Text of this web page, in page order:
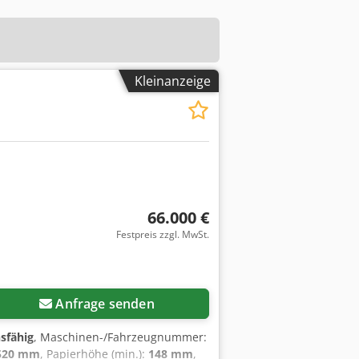
Kleinanzeige
66.000 €
Festpreis zzgl. MwSt.
Anfrage senden
, Maschinen-/Fahrzeugnummer:
mm, Papierhöhe (min.): 148 mm,